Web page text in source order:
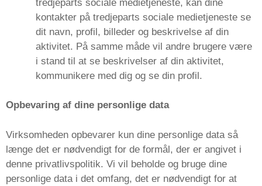
tredjeparts sociale medietjeneste, kan dine
kontakter på tredjeparts sociale medietjeneste se
dit navn, profil, billeder og beskrivelse af din
aktivitet. På samme måde vil andre brugere være
i stand til at se beskrivelser af din aktivitet,
kommunikere med dig og se din profil.
Opbevaring af dine personlige data
Virksomheden opbevarer kun dine personlige data så
længe det er nødvendigt for de formål, der er angivet i
denne privatlivspolitik. Vi vil beholde og bruge dine
personlige data i det omfang, det er nødvendigt for at